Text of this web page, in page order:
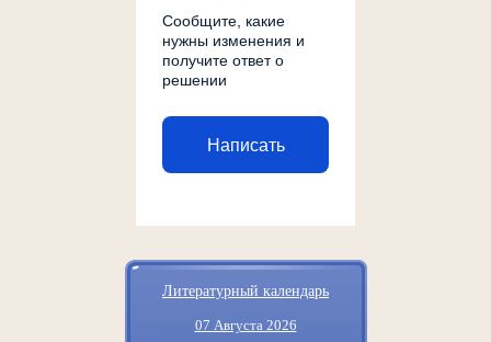
Сообщите, какие
нужны изменения и
получите ответ о
решении
Написать
Литературный календарь
07 Августа 2026